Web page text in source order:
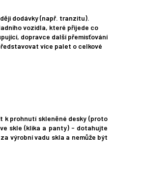
dodávky (např. tranzitu).
vozidla, které přijede co
dopravce další přemisťování
více palet o celkové
k prohnutí skleněné desky (proto
skle (klika a panty) - dotahujte
výrobní vadu skla a nemůže být